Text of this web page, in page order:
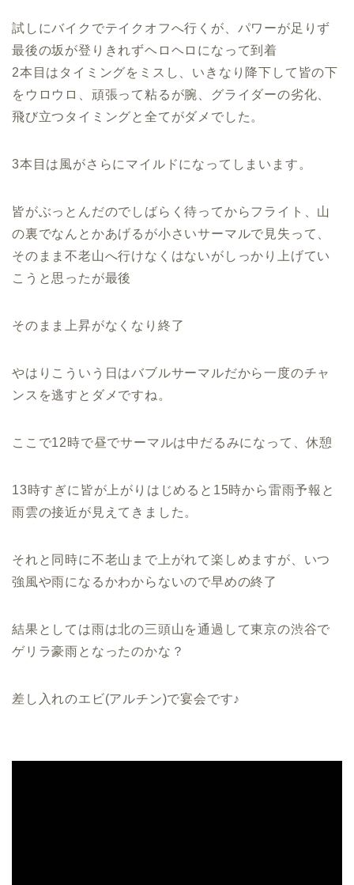
試しにバイクでテイクオフへ行くが、パワーが足りず
最後の坂が登りきれずヘロヘロになって到着
2本目はタイミングをミスし、いきなり降下して皆の下
をウロウロ、頑張って粘るが腕、グライダーの劣化、
飛び立つタイミングと全てがダメでした。
3本目は風がさらにマイルドになってしまいます。
皆がぶっとんだのでしばらく待ってからフライト、山
の裏でなんとかあげるが小さいサーマルで見失って、
そのまま不老山へ行けなくはないがしっかり上げてい
こうと思ったが最後
そのまま上昇がなくなり終了
やはりこういう日はバブルサーマルだから一度のチャ
ンスを逃すとダメですね。
ここで12時で昼でサーマルは中だるみになって、休憩
13時すぎに皆が上がりはじめると15時から雷雨予報と
雨雲の接近が見えてきました。
それと同時に不老山まで上がれて楽しめますが、いつ
強風や雨になるかわからないので早めの終了
結果としては雨は北の三頭山を通過して東京の渋谷で
ゲリラ豪雨となったのかな？
差し入れのエビ(アルチン)で宴会です♪